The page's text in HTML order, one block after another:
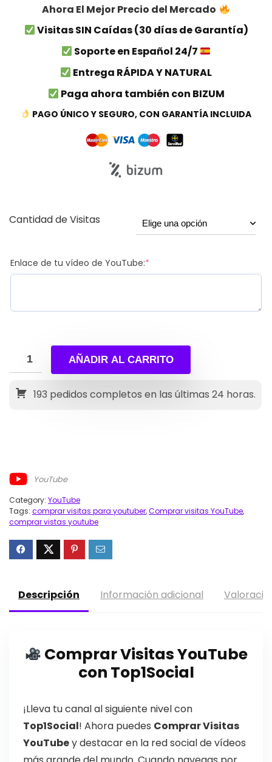
Ahora El Mejor Precio del Mercado
Visitas SIN Caídas (30 días de Garantía)
Soporte en Español 24/7
Entrega RÁPIDA Y NATURAL
Paga ahora también con BIZUM
PAGO ÚNICO Y SEGURO, CON GARANTÍA INCLUIDA
Cantidad de Visitas
Enlace de tu vídeo de YouTube:*
AÑADIR AL CARRITO
193 pedidos completos en las últimas 24 horas.
YouTube
Category: YouTube
Tags: comprar visitas para youtuber,Comprar visitas YouTube,
comprar vistas youtube
Descripción Información adicional
Comprar Visitas YouTube
con Top1Social
¡Lleva tu canal al siguiente nivel con
Top1Social! Ahora puedes Comprar Visitas
YouTubey destacar en la red social de vídeos